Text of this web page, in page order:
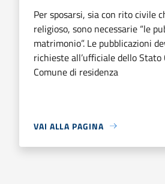
Per sposarsi, sia con rito civile
religioso, sono necessarie “le
matrimonio”. Le pubblicazioni
richieste all’ufficiale dello Stato
Comune di residenza
VAI ALLA PAGINA